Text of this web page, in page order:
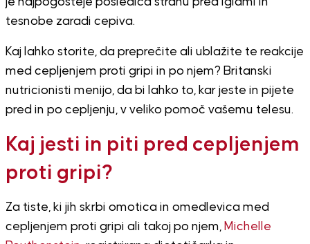
tesnobe zaradi cepiva.
Kaj lahko storite, da preprečite ali ublažite te reakcije
med cepljenjem proti gripi in po njem? Britanski
nutricionisti menijo, da bi lahko to, kar jeste in pijete
pred in po cepljenju, v veliko pomoč vašemu telesu.
Kaj jesti in piti pred cepljenjem
proti gripi?
Za tiste, ki jih skrbi omotica in omedlevica med
cepljenjem proti gripi ali takoj po njem, Michelle